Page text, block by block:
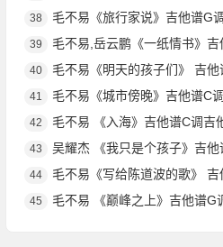
38 毛不易《旅行家说》吉他谱G
39 毛不易,岳云鹏《一纸情书》
40 毛不易《明天的孩子们》 吉
41 毛不易《城市傍晚》吉他谱C
42 毛不易 《入海》吉他谱C调吉
43 吴耀杰 《我只是个孩子》吉
44 毛不易《写给陈道波的歌》
45 毛不易 《巅峰之上》吉他谱G